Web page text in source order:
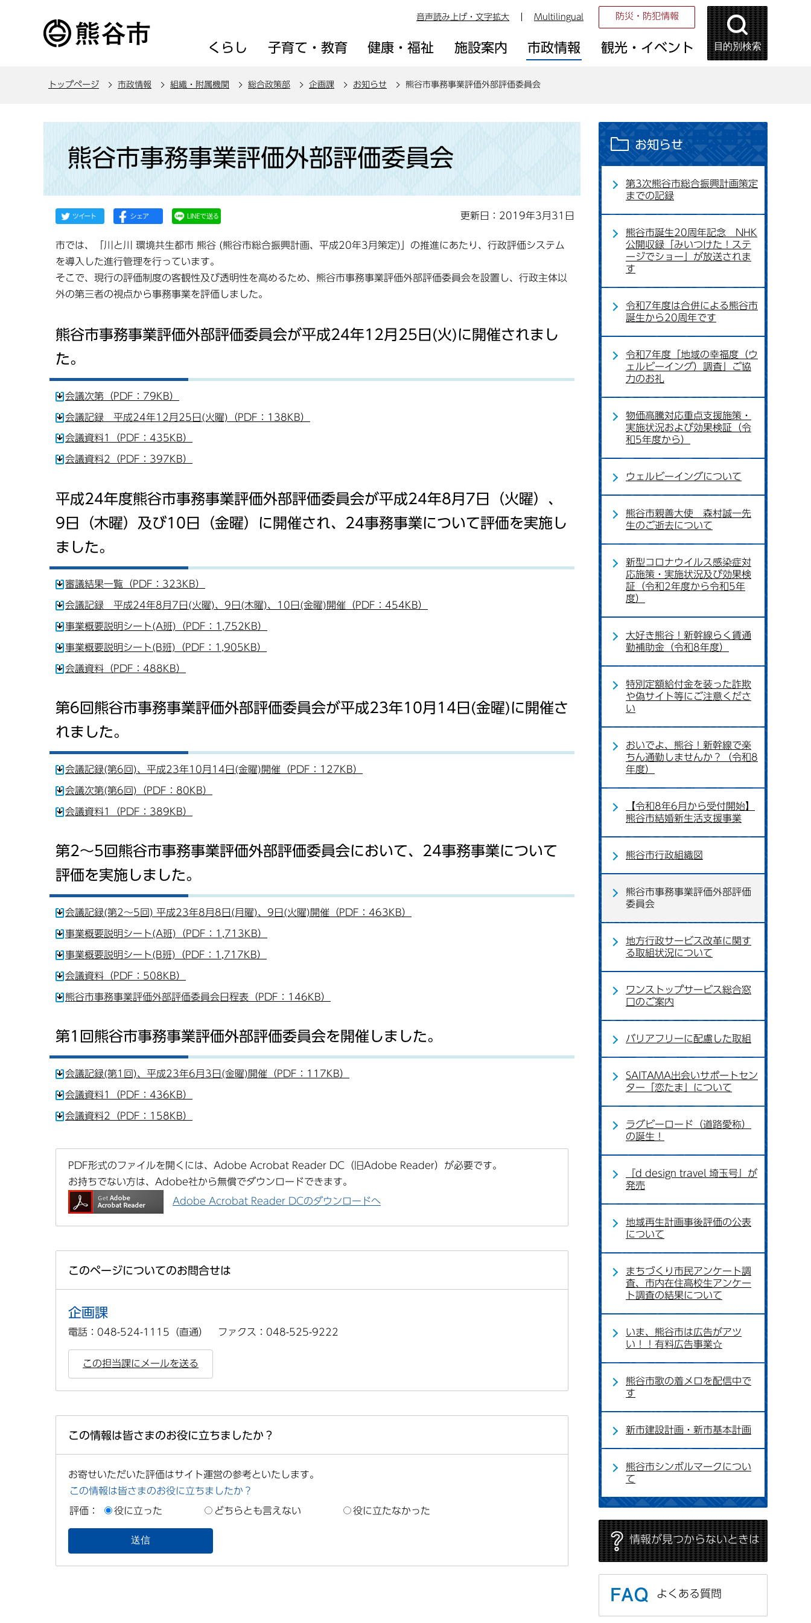
音声読み上げ・文字拡大 Multilingual 防災・防犯情報
くらし 子育て・教育 健康・福祉 施設案内 市政情報 観光・イベント 目的別検索
トップページ 市政情報 組織・附属機関 総合政策部 企画課 お知らせ 熊谷市事務事業評価外部評価委員会
か
熊谷市事務事業評価外部評価委員会
更新日：2019年3月31日
市では、「川と川 環境共生都市 熊谷 (熊谷市総合振興計画、平成20年3月策定)」の推進にあたり、行政評価システム
を導入した進行管理を行っています。
そこで、現行の評価制度の客観性及び透明性を高めるため、熊谷市事務事業評価外部評価委員会を設置し、行政主体以
外の第三者の視点から事務事業を評価しました。
熊谷市事務事業評価外部評価委員会が平成24年12月25日(火)に開催されまし
た。
会議次第（PDF：79KB）
会議記録 平成24年12月25日(火曜)（PDF：138KB）
会議資料1（PDF：435KB）
会議資料2（PDF：397KB）
平成24年度熊谷市事務事業評価外部評価委員会が平成24年8月7日（火曜）、
9日（木曜）及び10日（金曜）に開催され、24事務事業について評価を実施し
ました。
審議結果一覧（PDF：323KB）
会議記録 平成24年8月7日(火曜)、9日(木曜)、10日(金曜)開催（PDF：454KB）
事業概要説明シート(A班)（PDF：1,752KB）
事業概要説明シート(B班)（PDF：1,905KB）
会議資料（PDF：488KB）
第6回熊谷市事務事業評価外部評価委員会が平成23年10月14日(金曜)に開催さ
れました。
会議記録(第6回)、平成23年10月14日(金曜)開催（PDF：127KB）
会議次第(第6回)（PDF：80KB）
会議資料1（PDF：389KB）
第2～5回熊谷市事務事業評価外部評価委員会において、24事務事業について
評価を実施しました。
会議記録(第2～5回) 平成23年8月8日(月曜)、9日(火曜)開催（PDF：463KB）
事業概要説明シート(A班)（PDF：1,713KB）
事業概要説明シート(B班)（PDF：1,717KB）
会議資料（PDF：508KB）
熊谷市事務事業評価外部評価委員会日程表（PDF：146KB）
第1回熊谷市事務事業評価外部評価委員会を開催しました。
会議記録(第1回)、平成23年6月3日(金曜)開催（PDF：117KB）
会議資料1（PDF：436KB）
会議資料2（PDF：158KB）
PDF形式のファイルを開くには、Adobe Acrobat Reader DC（旧Adobe Reader）が必要です。
お持ちでない方は、Adobe社から無償でダウンロードできます。
Adobe Acrobat Reader DCのダウンロードへ
このページについてのお問合せは
企画課
電話：048-524-1115（直通） ファクス：048-525-9222
この担当課にメールを送る
この情報は皆さまのお役に立ちましたか？
お寄せいただいた評価はサイト運営の参考といたします。
この情報は皆さまのお役に立ちましたか？
評価： 役に立った どちらとも言えない 役に立たなかった
お知らせ
第3次熊谷市総合振興計画策定
までの記録
熊谷市誕生20周年記念 NHK
公開収録「みいつけた！ステ
ージでショー」が放送されま
す
令和7年度は合併による熊谷市
誕生から20周年です
令和7年度「地域の幸福度（ウ
ェルビーイング）調査」ご協
力のお礼
物価高騰対応重点支援施策・
実施状況および効果検証（令
和5年度から）
ウェルビーイングについて
熊谷市親善大使 森村誠一先
生のご逝去について
新型コロナウイルス感染症対
応施策・実施状況及び効果検
証（令和2年度から令和5年
度）
大好き熊谷！新幹線らく賃通
勤補助金（令和8年度）
特別定額給付金を装った詐欺
や偽サイト等にご注意くださ
い
おいでよ、熊谷！新幹線で楽
ちん通勤しませんか？（令和8
年度）
【令和8年6月から受付開始】
熊谷市結婚新生活支援事業
熊谷市行政組織図
熊谷市事務事業評価外部評価
委員会
地方行政サービス改革に関す
る取組状況について
ワンストップサービス総合窓
口のご案内
バリアフリーに配慮した取組
SAITAMA出会いサポートセン
ター「恋たま」について
ラグビーロード（道路愛称）
の誕生！
『d design travel 埼玉号』が
発売
地域再生計画事後評価の公表
について
まちづくり市民アンケート調
査、市内在住高校生アンケー
ト調査の結果について
いま、熊谷市は広告がアツ
い！！有料広告事業☆
熊谷市歌の着メロを配信中で
す
新市建設計画・新市基本計画
熊谷市シンボルマークについ
て
情報が見つからないときは
よくある質問